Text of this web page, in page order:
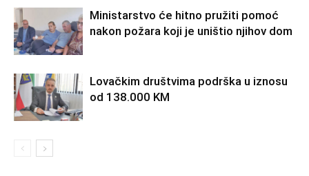
Ministarstvo će hitno pružiti pomoć
nakon požara koji je uništio njihov dom
Lovačkim društvima podrška u iznosu
od 138.000 KM